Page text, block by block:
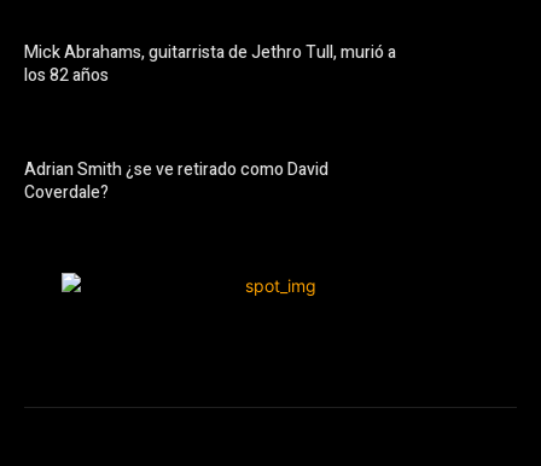
Mick Abrahams, guitarrista de Jethro Tull, murió a
los 82 años
Adrian Smith ¿se ve retirado como David
Coverdale?